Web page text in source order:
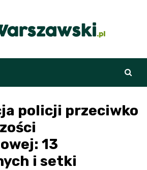
policji przeciwko
13
i setki